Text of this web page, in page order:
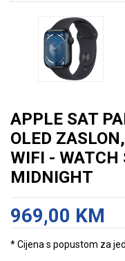
APPLE SAT
OLED
WIFI - WATCH
MIDNIGHT
969,00 KM
* Cijena s popustom za